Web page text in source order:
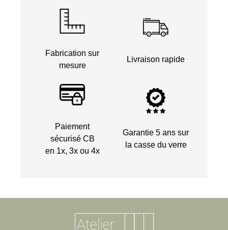
Fabrication sur
mesure
Livraison rapide
Paiement
sécurisé CB
en 1x, 3x ou 4x
Garantie 5 ans sur
la casse du verre